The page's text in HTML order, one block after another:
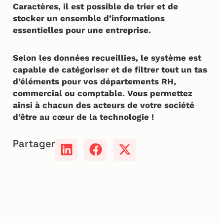
Caractères, il est possible de trier et de
stocker un ensemble d’informations
essentielles pour une entreprise.
Selon les données recueillies, le système est
capable de catégoriser et de filtrer tout un tas
d’éléments pour vos départements RH,
commercial ou comptable. Vous permettez
ainsi à chacun des acteurs de votre société
d’être au cœur de la technologie !
Partager